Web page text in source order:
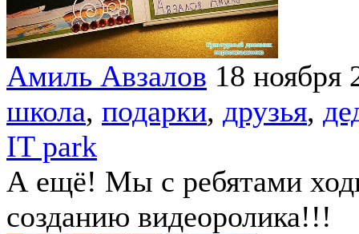
Амиль Авзалов 18 ноября
школа, подарки, друзья,
IT park
А ещё! Мы с ребятами
созданию видеоролика!!!